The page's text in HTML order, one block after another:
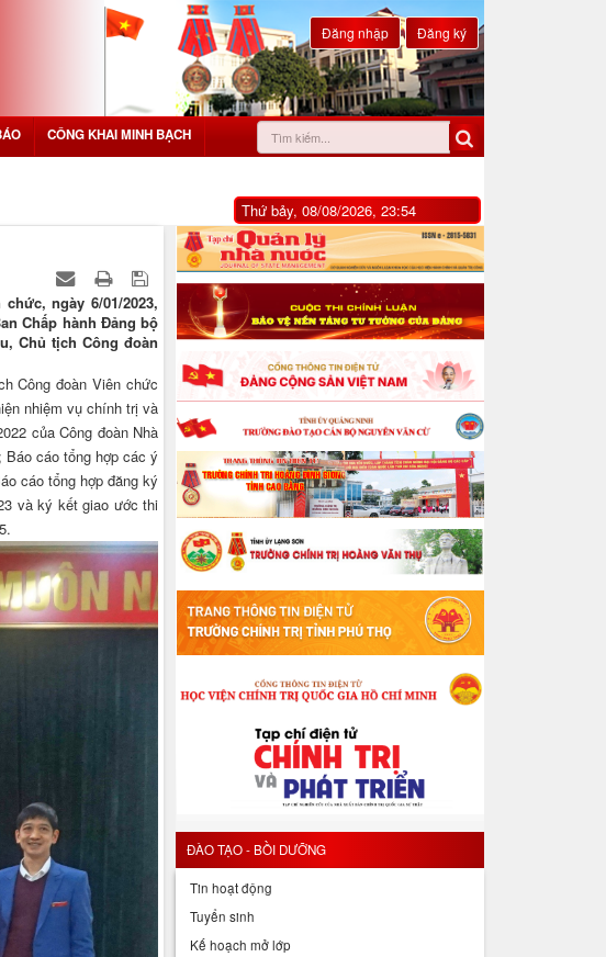
Đăng nhập Đăng ký
CÔNG KHAI MINH BẠCH
Thứ bảy, 08/08/2026, 23:54
ngày 6/01/2023,
Chấp hành Đảng bộ
Chủ tịch Công đoàn
Công đoàn Viên chức
nhiệm vụ chính trị và
của Công đoàn Nhà
cáo tổng hợp các ý
cáo tổng hợp đăng ký
và ký kết giao ước thi
ĐÀO TẠO - BỒI DƯỠNG
Tin hoạt động
Tuyển sinh
Kế hoạch mở lớp